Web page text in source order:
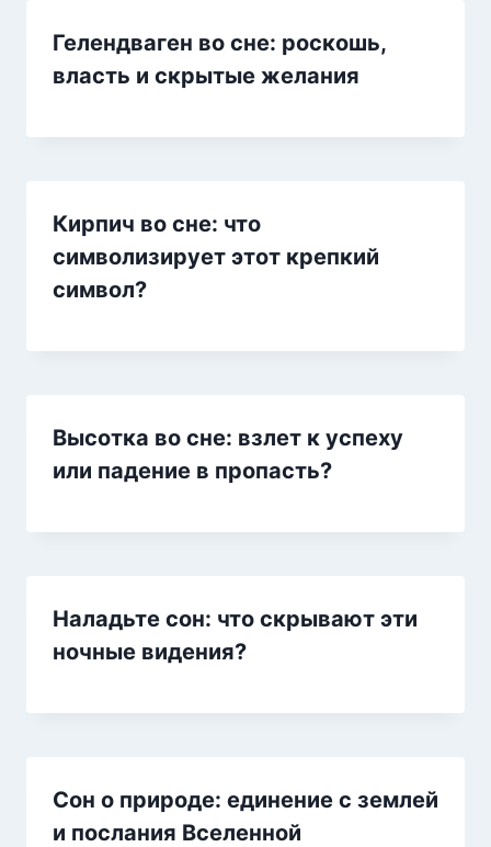
Гелендваген во сне: роскошь,
власть и скрытые желания
Кирпич во сне: что
символизирует этот крепкий
символ?
Высотка во сне: взлет к успеху
или падение в пропасть?
Наладьте сон: что скрывают эти
ночные видения?
Сон о природе: единение с землей
и послания Вселенной